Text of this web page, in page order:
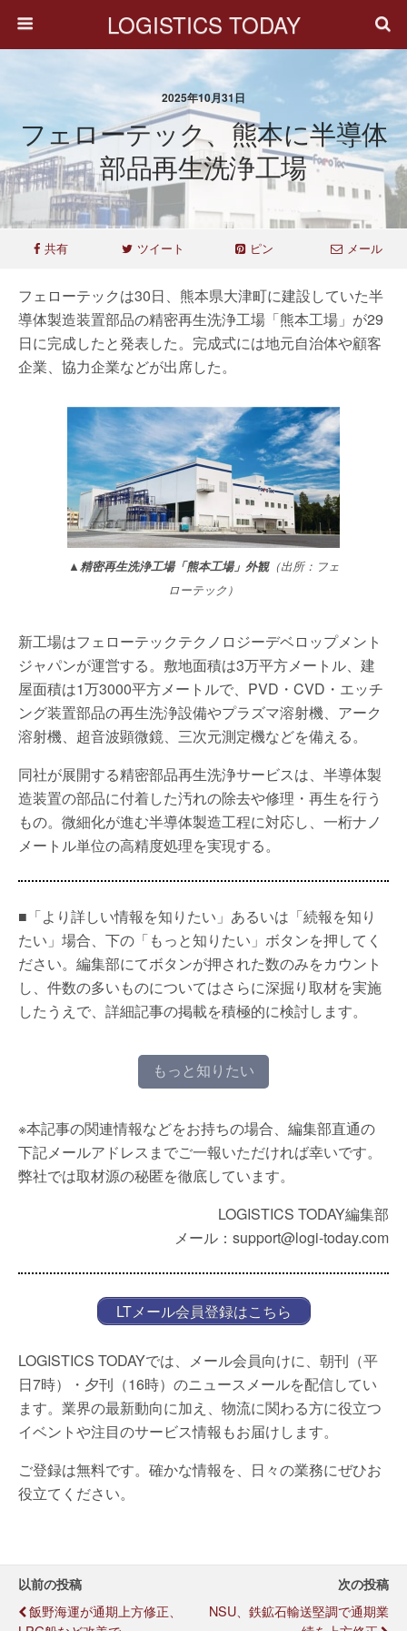
LOGISTICS TODAY
2025年10月31日
フェローテック、熊本に半導体
部品再生洗浄工場
共有 ツイート ピン メール
フェローテックは30日、熊本県大津町に建設していた半
導体製造装置部品の精密再生洗浄工場「熊本工場」が29
日に完成したと発表した。完成式には地元自治体や顧客
企業、協力企業などが出席した。
▲精密再生洗浄工場「熊本工場」外観（出所：フェ
ローテック）
新工場はフェローテックテクノロジーデベロップメント
ジャパンが運営する。敷地面積は3万平方メートル、建
屋面積は1万3000平方メートルで、PVD・CVD・エッチ
ング装置部品の再生洗浄設備やプラズマ溶射機、アーク
溶射機、超音波顕微鏡、三次元測定機などを備える。
同社が展開する精密部品再生洗浄サービスは、半導体製
造装置の部品に付着した汚れの除去や修理・再生を行う
もの。微細化が進む半導体製造工程に対応し、一桁ナノ
メートル単位の高精度処理を実現する。
■「より詳しい情報を知りたい」あるいは「続報を知り
たい」場合、下の「もっと知りたい」ボタンを押してく
ださい。編集部にてボタンが押された数のみをカウント
し、件数の多いものについてはさらに深掘り取材を実施
したうえで、詳細記事の掲載を積極的に検討します。
もっと知りたい
※本記事の関連情報などをお持ちの場合、編集部直通の
下記メールアドレスまでご一報いただければ幸いです。
弊社では取材源の秘匿を徹底しています。
LOGISTICS TODAY編集部
メール：support@logi-today.com
LTメール会員登録はこちら
LOGISTICS TODAYでは、メール会員向けに、朝刊（平
日7時）・夕刊（16時）のニュースメールを配信してい
ます。業界の最新動向に加え、物流に関わる方に役立つ
イベントや注目のサービス情報もお届けします。
ご登録は無料です。確かな情報を、日々の業務にぜひお
役立てください。
以前の投稿
飯野海運が通期上方修正、
次の投稿
NSU、鉄鉱石輸送堅調で通期業